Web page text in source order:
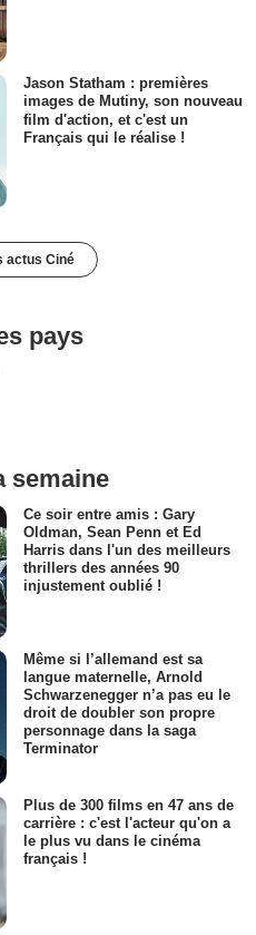
Jason Statham : premières
images de Mutiny, son nouveau
film d'action, et c'est un
Français qui le réalise !
actus Ciné
pays
semaine
Ce soir entre amis : Gary
Oldman, Sean Penn et Ed
Harris dans l'un des meilleurs
thrillers des années 90
injustement oublié !
Même si l’allemand est sa
langue maternelle, Arnold
Schwarzenegger n’a pas eu le
droit de doubler son propre
personnage dans la saga
Terminator
Plus de 300 films en 47 ans de
carrière : c'est l'acteur qu'on a
le plus vu dans le cinéma
français !